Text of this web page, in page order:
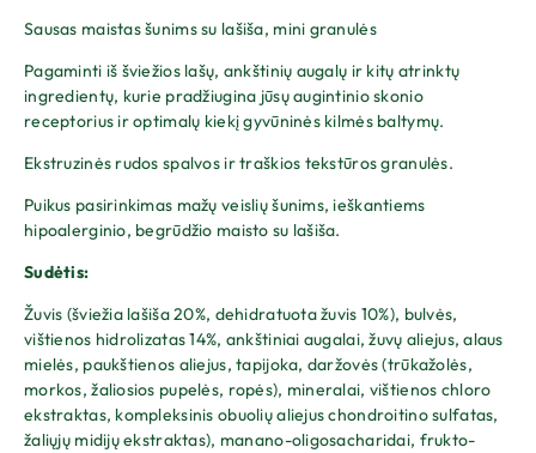
Sausas maistas šunims su lašiša, mini granulės
Pagaminti iš šviežios lašų, ​​ankštinių augalų ir kitų atrinktų
ingredientų, kurie pradžiugina jūsų augintinio skonio
receptorius ir optimalų kiekį gyvūninės kilmės baltymų.
Ekstruzinės rudos spalvos ir traškios tekstūros granulės.
Puikus pasirinkimas mažų veislių šunims, ieškantiems
hipoalerginio, begrūdžio maisto su lašiša.
Sudėtis:
Žuvis (šviežia lašiša 20%, dehidratuota žuvis 10%), bulvės,
vištienos hidrolizatas 14%, ankštiniai augalai, žuvų aliejus, alaus
mielės, paukštienos aliejus, tapijoka, daržovės (trūkažolės,
morkos, žaliosios pupelės, ropės), mineralai, vištienos chloro
ekstraktas, kompleksinis obuolių aliejus chondroitino sulfatas,
žaliųjų midijų ekstraktas), manano-oligosacharidai, frukto-